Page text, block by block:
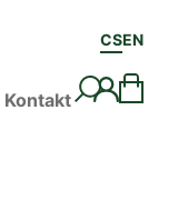
Kontakt
CSEN